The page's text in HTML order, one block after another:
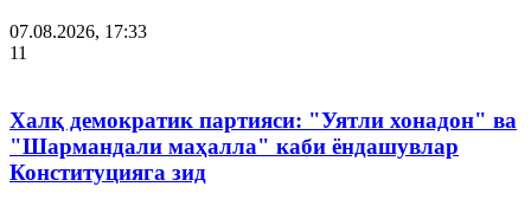
07.08.2026, 17:33
11
Халқ демократик партияси: "Уятли хонадон" ва
"Шармандали маҳалла" каби ёндашувлар
Конституцияга зид